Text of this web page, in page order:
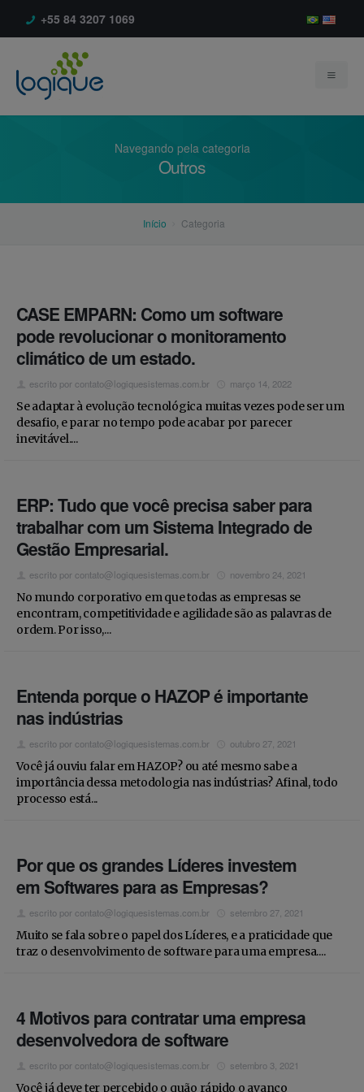
+55 84 3207 1069
Clientes
Blog
Navegando pela categoria
Outros
Início Categoria
CASE EMPARN: Como um software
pode revolucionar o monitoramento
climático de um estado.
escrito por contato@logiquesistemas.com.br março 14, 2022
Se adaptar à evolução tecnológica muitas vezes pode ser um
desafio, e parar no tempo pode acabar por parecer
inevitável....
ERP: Tudo que você precisa saber para
trabalhar com um Sistema Integrado de
Gestão Empresarial.
escrito por contato@logiquesistemas.com.br novembro 24, 2021
No mundo corporativo em que todas as empresas se
encontram, competitividade e agilidade são as palavras de
ordem. Por isso,...
Entenda porque o HAZOP é importante
nas indústrias
escrito por contato@logiquesistemas.com.br outubro 27, 2021
Você já ouviu falar em HAZOP? ou até mesmo sabe a
importância dessa metodologia nas indústrias? Afinal, todo
processo está...
Por que os grandes Líderes investem
em Softwares para as Empresas?
escrito por contato@logiquesistemas.com.br setembro 27, 2021
Muito se fala sobre o papel dos Líderes, e a praticidade que
traz o desenvolvimento de software para uma empresa....
4 Motivos para contratar uma empresa
desenvolvedora de software
escrito por contato@logiquesistemas.com.br setembro 3, 2021
Você já deve ter percebido o quão rápido o avanço